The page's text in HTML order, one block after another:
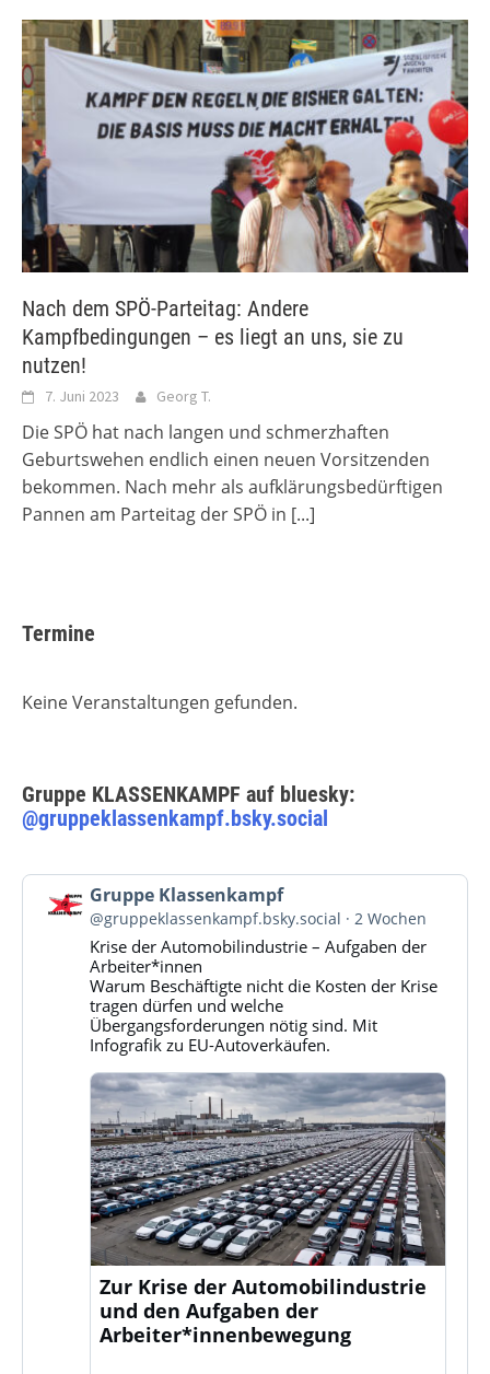
Nach dem SPÖ-Parteitag: Andere
Kampfbedingungen – es liegt an uns, sie zu
nutzen!
7. Juni 2023 Georg T.
Die SPÖ hat nach langen und schmerzhaften
Geburtswehen endlich einen neuen Vorsitzenden
bekommen. Nach mehr als aufklärungsbedürftigen
Pannen am Parteitag der SPÖ in [...]
Termine
Keine Veranstaltungen gefunden.
Gruppe KLASSENKAMPF auf bluesky:
@gruppeklassenkampf.bsky.social
Beitrag
von
Gruppe
Klassenkampf
Bluesky
ansehen
Gruppe Klassenkampf
@gruppeklassenkampf.bsky.social 2 Wochen
Krise der Automobilindustrie – Aufgaben der
Arbeiter*innen
Warum Beschäftigte nicht die Kosten der Krise
tragen dürfen und welche
Übergangsforderungen nötig sind. Mit
Infografik zu EU-Autoverkäufen.
Zur Krise der Automobilindustrie
und den Aufgaben der
Arbeiter*innenbewegung